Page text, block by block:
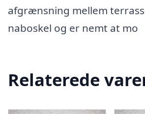
afgrænsning mellem
naboskel og er nemt at mo
Relaterede